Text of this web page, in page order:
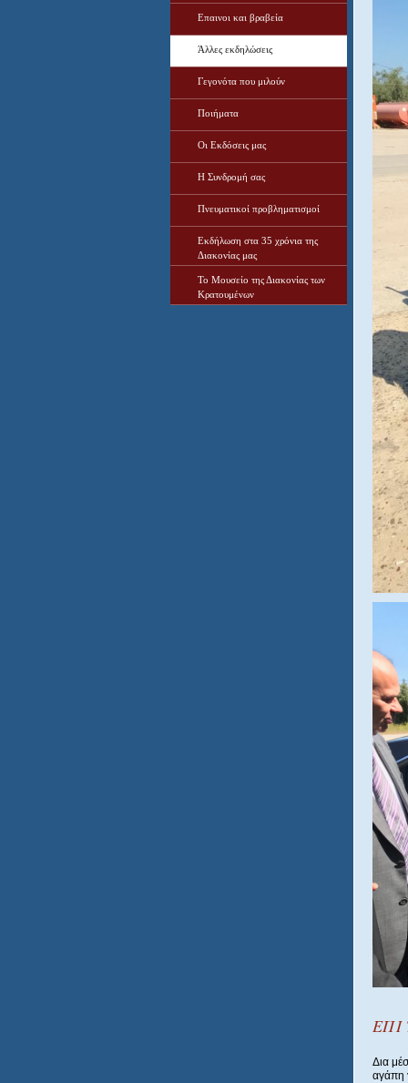
Επαινοι και βραβεία
Άλλες εκδηλώσεις
Γεγονότα που μιλούν
Ποιήματα
Οι Εκδόσεις μας
Η Συνδρομή σας
Πνευματικοί προβληματισμοί
Εκδήλωση στα 35 χρόνια της
Διακονίας μας
Το Μουσείο της Διακονίας των
Κρατουμένων
ΕΠΙ
Δια
αγάπη